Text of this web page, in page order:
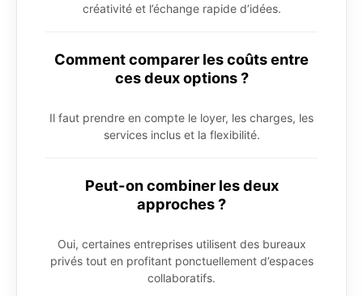
créativité et l’échange rapide d’idées.
Comment comparer les coûts entre
ces deux options ?
Il faut prendre en compte le loyer, les charges, les
services inclus et la flexibilité.
Peut-on combiner les deux
approches ?
Oui, certaines entreprises utilisent des bureaux
privés tout en profitant ponctuellement d’espaces
collaboratifs.